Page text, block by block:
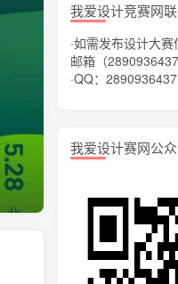
我爱设计竞赛网联
·如需发布设计大
邮箱（
·QQ：2890936437
我爱设计赛网公众